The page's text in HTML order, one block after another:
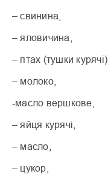
– свинина,
– яловичина,
– птах (тушки курячі),
– молоко,
-масло вершкове,
– яйця курячі,
– масло,
– цукор,